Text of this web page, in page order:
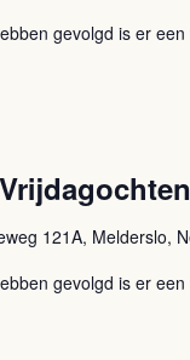
gevolgd is er
121A, Melderslo,
gevolgd is er